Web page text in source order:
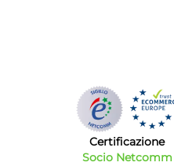
Certificazione
Socio Netcomm